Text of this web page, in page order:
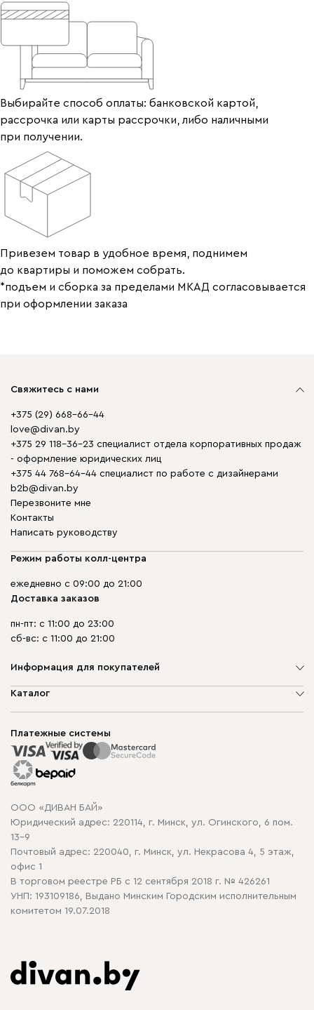
Выбирайте способ оплаты: банковской картой,
рассрочка или карты рассрочки, либо наличными
при получении.
Привезем товар в удобное время, поднимем
до квартиры и поможем собрать.
*подъем и сборка за пределами МКАД согласовывается
при оформлении заказа
Свяжитесь с нами
+375 (29) 668-66-44
love@divan.by
+375 29 118-36-23 специалист отдела корпоративных продаж
- оформление юридических лиц
+375 44 768-64-44 специалист по работе с дизайнерами
b2b@divan.by
Перезвоните мне
Контакты
Написать руководству
Режим работы колл-центра
ежедневно с 09:00 до 21:00
Доставка заказов
пн-пт: с 11:00 до 23:00
сб-вс: с 11:00 до 21:00
Информация для покупателей
О компании
Способы оплаты
Рассрочка и кредит
Гарантия
Карта сайта
Политика конфиденциальности
Политика в отношении обработки cookie
Каталог
Корпусная мебель
Распродажа мебели
Платежные системы
ООО «ДИВАН БАЙ»
Юридический адрес: 220114, г. Минск, ул. Огинского, 6 пом.
13-9
Почтовый адрес: 220040, г. Минск, ул. Некрасова 4, 5 этаж,
офис 1
В торговом реестре РБ с 12 сентября 2018 г. № 426261
УНП: 193109186, Выдано Минским Городским исполнительным
комитетом 19.07.2018